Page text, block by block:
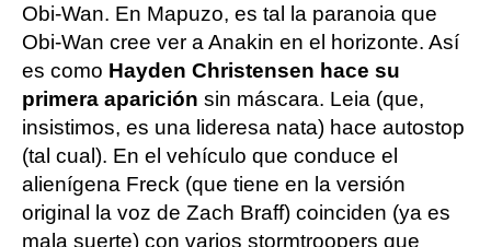
Obi-Wan. En Mapuzo, es tal la paranoia que
Obi-Wan cree ver a Anakin en el horizonte. Así
es como Hayden Christensen hace su
primera aparición sin máscara. Leia (que,
insistimos, es una lideresa nata) hace autostop
(tal cual). En el vehículo que conduce el
alienígena Freck (que tiene en la versión
original la voz de Zach Braff) coinciden (ya es
mala suerte) con varios stormtroopers que